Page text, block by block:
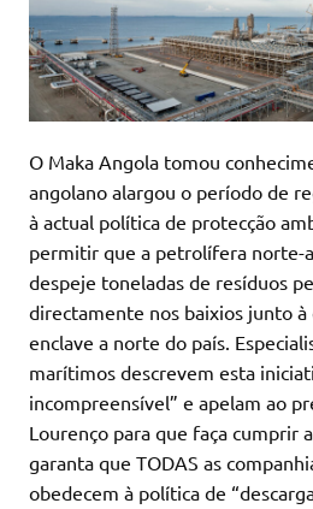
O Maka Angola tomou
angolano alargou o período de
à actual política de protecção
permitir que a petrolífera norte-
despeje toneladas de resíduos
directamente nos baixios junto à
enclave a norte do país.
marítimos descrevem esta
incompreensível” e apelam ao
Lourenço para que faça cumprir
garanta que TODAS as
obedecem à política de